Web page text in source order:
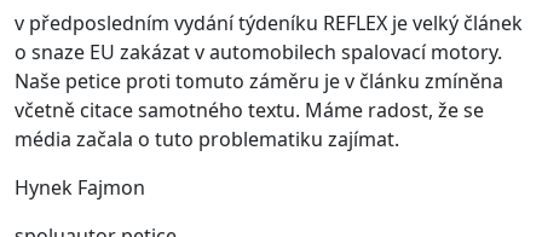
v předposledním vydání týdeníku REFLEX je velký článek
o snaze EU zakázat v automobilech spalovací motory.
Naše petice proti tomuto záměru je v článku zmíněna
včetně citace samotného textu. Máme radost, že se
média začala o tuto problematiku zajímat.
Hynek Fajmon